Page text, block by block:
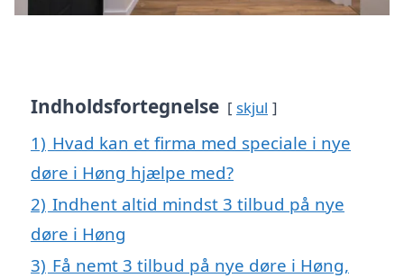
Indholdsfortegnelse skjul
1) Hvad kan et firma med speciale i nye
døre i Høng hjælpe med?
2) Indhent altid mindst 3 tilbud på nye
døre i Høng
3) Få nemt 3 tilbud på nye døre i Høng,